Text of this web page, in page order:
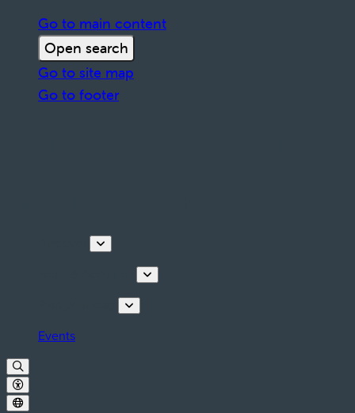
Go to main content
Open search
Go to site map
Go to footer
Events